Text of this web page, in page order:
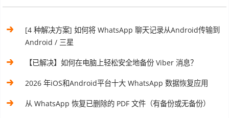
[4 种解决方案] 如何将 WhatsApp 聊天记录从Android传输到
Android / 三星
【已解决】如何在电脑上轻松安全地备份 Viber 消息？
2026 年iOS和Android平台十大 WhatsApp 数据恢复应用
从 WhatsApp 恢复已删除的 PDF 文件（有备份或无备份）